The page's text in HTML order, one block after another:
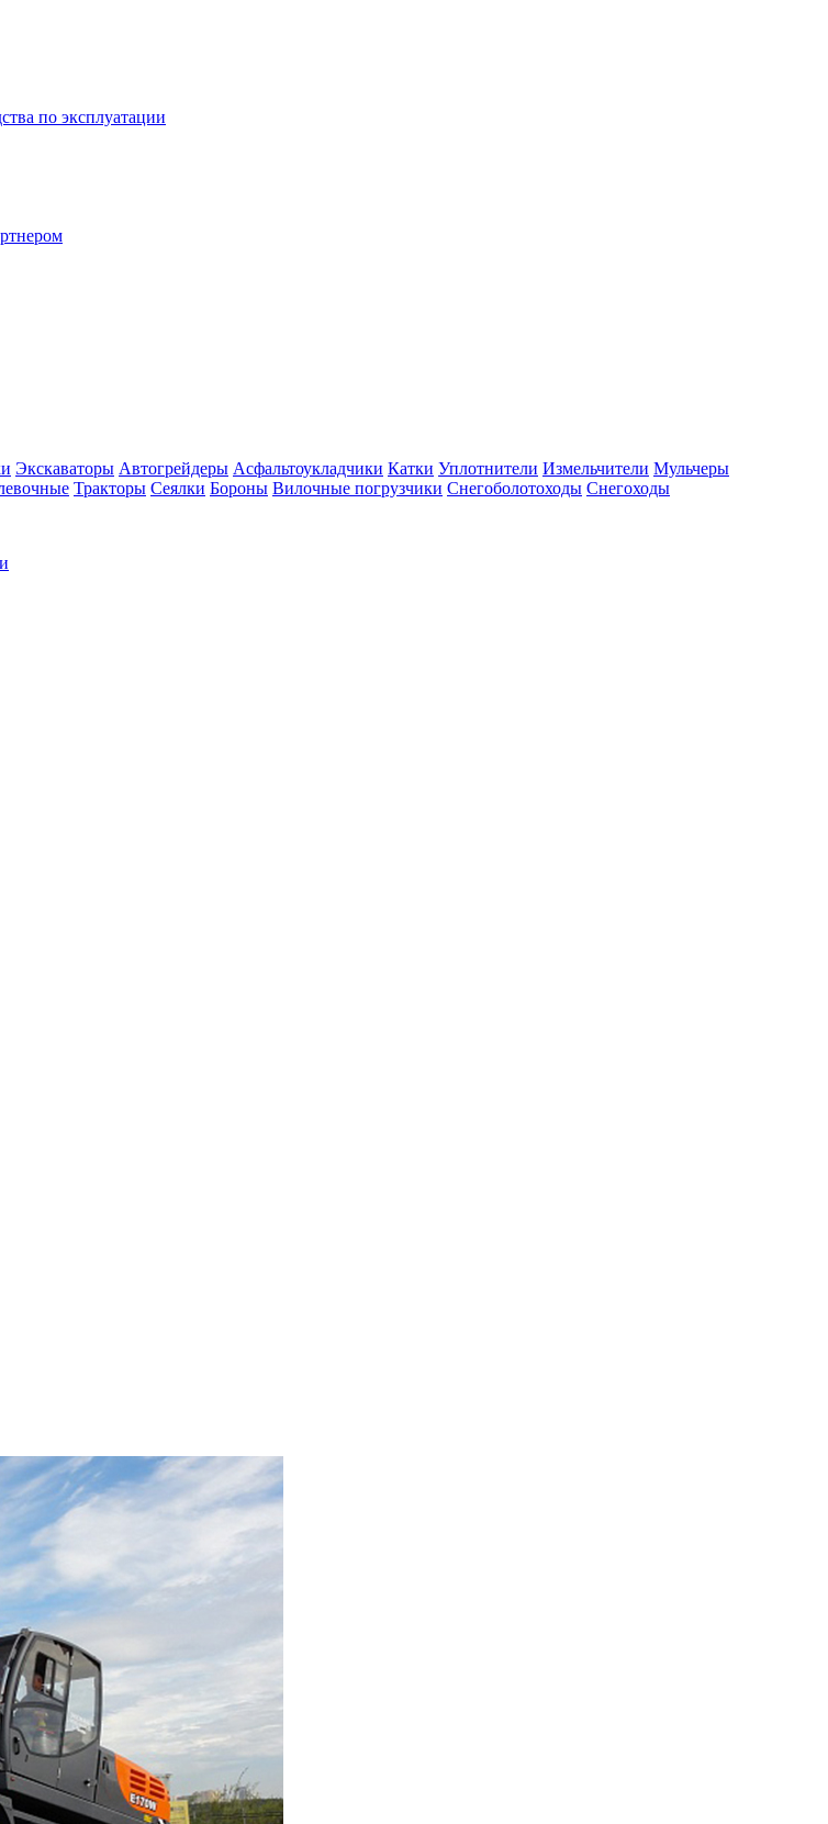
по эксплуатации
Экскаваторы Автогрейдеры Асфальтоукладчики Катки Уплотнители Измельчители Мульчеры
Тракторы Сеялки Бороны Вилочные погрузчики Снегоболотоходы Снегоходы